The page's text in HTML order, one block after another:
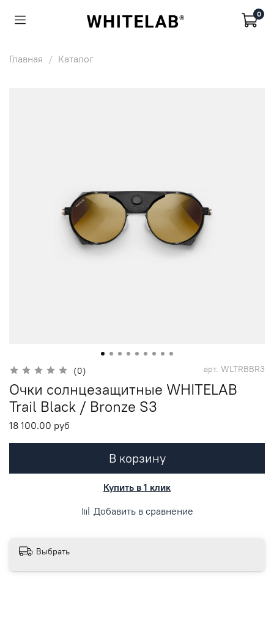
0
Главная Каталог
(0) арт. WLTRBBR3
Очки солнцезащитные WHITELAB
Trail Black / Bronze S3
18 100.00 руб
В корзину
Купить в 1 клик
Добавить в сравнение
Выбрать